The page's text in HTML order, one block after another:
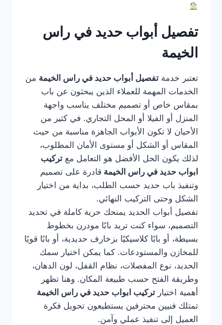
تفصيل أبواب حديد في راس
الخيمة
تعتبر خدمة تفصيل أبواب حديد في راس الخيمة من
الخدمات المهمة للعملاء الذين يبحثون عن باب
بمقاس خاص أو تصميم مختلف يناسب واجهة
المنزل أو الفيلا أو المحل التجاري. في كثير من
الأحيان لا تكون الأبواب الجاهزة مناسبة من حيث
المقاس أو الشكل أو مستوى الأمان المطلوب،
لذلك يكون الحل الأفضل هو التعامل مع تركيب
ابواب حديد في راس الخيمة قادرة على تصميم
وتنفيذ باب حديد حسب الطلب، بداية من اختيار
الشكل وحتى التركيب النهائي.
تفصيل أبواب الحديد يمنحك حرية كاملة في تحديد
التصميم، سواء كنت تريد بابًا مودرن بخطوط
بسيطة، أو بابًا كلاسيكيًا بزخارف حديدية، أو بابًا قويًا
للمخازن والمستودعات. كما يمكن اختيار سمك
الحديد، نوع المفصلات، نظام القفل، لون الدهان،
وطريقة الفتح حسب طبيعة المكان. وهنا تظهر
أهمية اختيار تركيب ابواب حديد في راس الخيمة
تمتلك فنيين محترفين يستطيعون تحويل فكرة
العميل إلى تنفيذ عملي وآمن.